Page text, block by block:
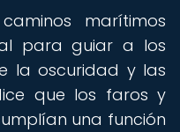
marítimos
para guiar a los
la oscuridad y las
que los faros y
una función